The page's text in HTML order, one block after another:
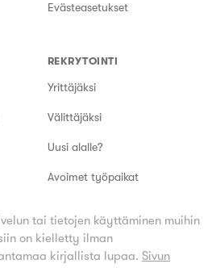
Evästeasetukset
REKRYTOINTI
Yrittäjäksi
Välittäjäksi
Uusi alalle?
Avoimet työpaikat
tai tietojen käyttäminen muihin
on kielletty ilman
kirjallista lupaa. Sivun